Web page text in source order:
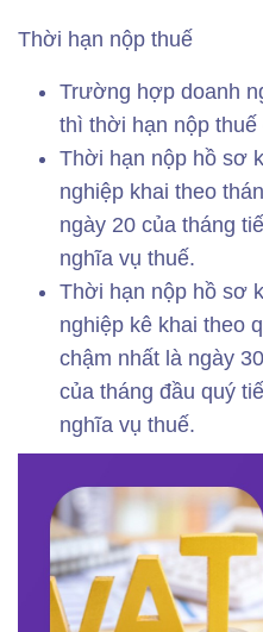
Thời hạn nộp thuế
Trường hợp doanh
thì thời hạn nộp
Thời hạn nộp hồ sơ
nghiệp khai theo
ngày 20 của tháng
nghĩa vụ thuế.
Thời hạn nộp hồ sơ
nghiệp kê khai theo
chậm nhất là ngày
của tháng đầu quý
nghĩa vụ thuế.